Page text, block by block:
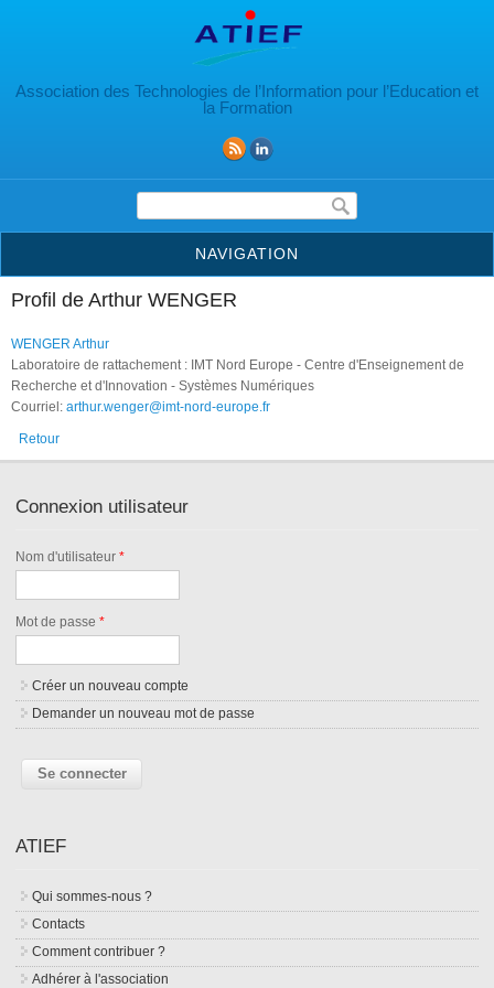
Association des Technologies de l’Information pour l’Education et
la Formation
Formulaire de recherche
NAVIGATION
Profil de Arthur WENGER
WENGER Arthur
Laboratoire de rattachement : IMT Nord Europe - Centre d'Enseignement de
Recherche et d'Innovation - Systèmes Numériques
Courriel: arthur.wenger@imt-nord-europe.fr
Retour
Connexion utilisateur
Nom d'utilisateur*
Mot de passe*
Créer un nouveau compte
Demander un nouveau mot de passe
ATIEF
Qui sommes-nous ?
Contacts
Comment contribuer ?
Adhérer à l'association